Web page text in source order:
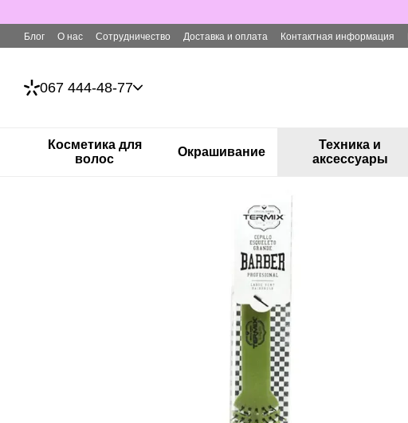
Блог О нас Сотрудничество Доставка и оплата Контактная информация
067 444-48-77
Косметика для
волос
Окрашивание
Техника и
аксессуары